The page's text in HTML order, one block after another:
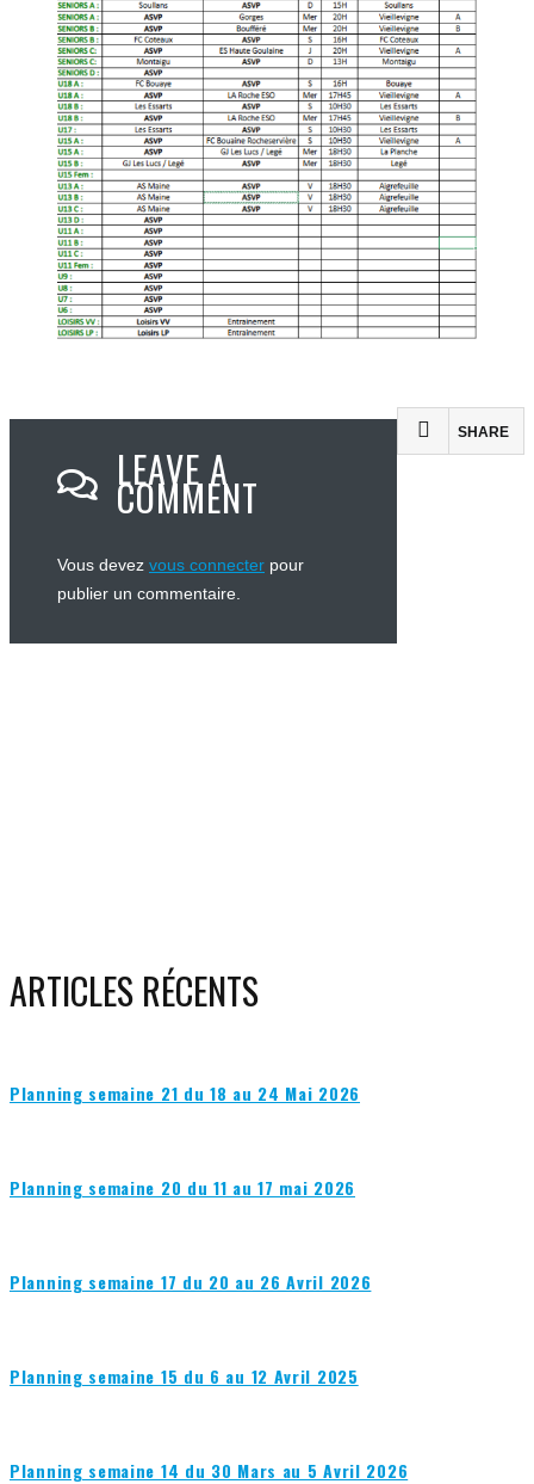
SHARE
LEAVE A
COMMENT
Vous devez vous connecter pour
publier un commentaire.
ARTICLES RÉCENTS
Planning semaine 21 du 18 au 24 Mai 2026
Planning semaine 20 du 11 au 17 mai 2026
Planning semaine 17 du 20 au 26 Avril 2026
Planning semaine 15 du 6 au 12 Avril 2025
Planning semaine 14 du 30 Mars au 5 Avril 2026